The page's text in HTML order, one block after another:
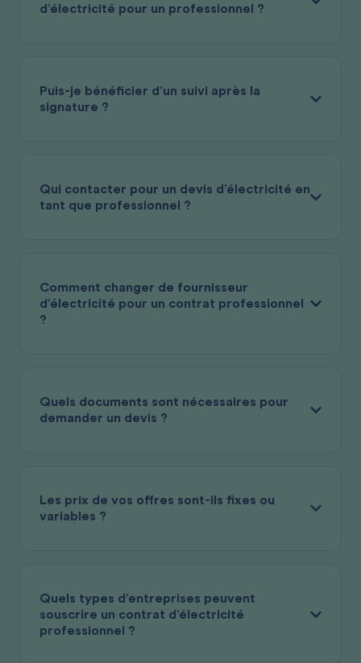
d’électricité pour un professionnel ?
Puis-je bénéficier d’un suivi après la
signature ?
Qui contacter pour un devis d’électricité en
tant que professionnel ?
Comment changer de fournisseur
d’électricité pour un contrat professionnel
?
Quels documents sont nécessaires pour
demander un devis ?
Les prix de vos offres sont-ils fixes ou
variables ?
Quels types d’entreprises peuvent
souscrire un contrat d’électricité
professionnel ?